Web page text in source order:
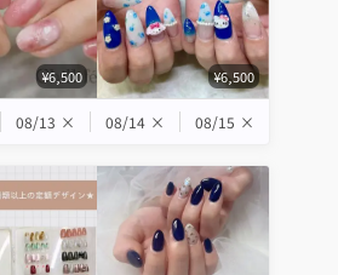
¥6,500 ¥6,500
08/13 × 08/14 × 08/15 ×